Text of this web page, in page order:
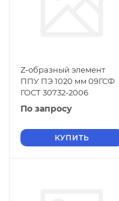
Z-образный элемент
ППУ ПЭ 1020 мм 09ГСФ
ГОСТ 30732-2006
По запросу
КУПИТЬ